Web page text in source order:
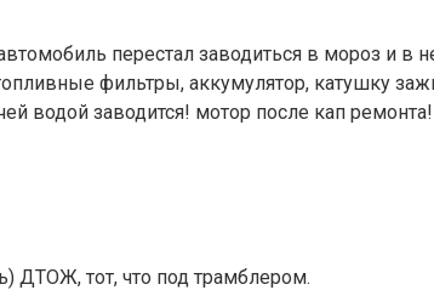
перестал заводиться в мороз и
фильтры, аккумулятор, катушку
водой заводится! мотор после кап
ДТОЖ, тот, что под трамблером.